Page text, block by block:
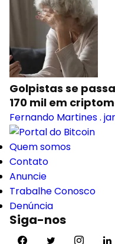
Golpistas se
170 mil em
Fernando Martines.
Quem somos
Contato
Anuncie
Trabalhe Conosco
Denúncia
Siga-nos